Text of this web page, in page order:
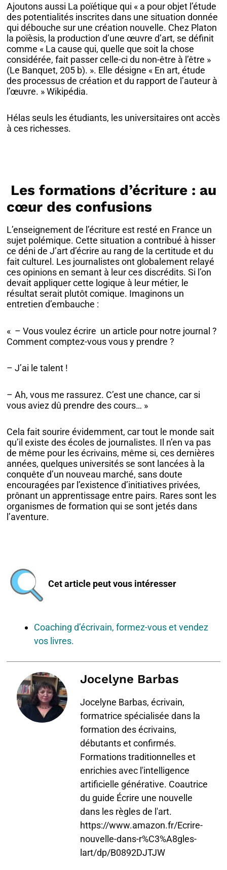
Ajoutons aussi La poïétique qui « a pour objet l’étude
des potentialités inscrites dans une situation donnée
qui débouche sur une création nouvelle. Chez Platon
la poïèsis, la production d’une œuvre d’art, se définit
comme « La cause qui, quelle que soit la chose
considérée, fait passer celle-ci du non-être à l’être »
(Le Banquet, 205 b). ». Elle désigne « En art, étude
des processus de création et du rapport de l’auteur à
l’œuvre. » Wikipédia.
Hélas seuls les étudiants, les universitaires ont accès
à ces richesses.
Les formations d’écriture : au
cœur des confusions
L’enseignement de l’écriture est resté en France un
sujet polémique. Cette situation a contribué à hisser
ce déni de J’art d’écrire au rang de la certitude et du
fait culturel. Les journalistes ont globalement relayé
ces opinions en semant à leur ces discrédits. Si l’on
devait appliquer cette logique à leur métier, le
résultat serait plutôt comique. Imaginons un
entretien d’embauche :
« – Vous voulez écrire un article pour notre journal ?
Comment comptez-vous vous y prendre ?
– J’ai le talent !
– Ah, vous me rassurez. C’est une chance, car si
vous aviez dû prendre des cours… »
Cela fait sourire évidemment, car tout le monde sait
qu’il existe des écoles de journalistes. Il n’en va pas
de même pour les écrivains, même si, ces dernières
années, quelques universités se sont lancées à la
conquête d’un nouveau marché, sans doute
encouragées par l’existence d’initiatives privées,
prônant un apprentissage entre pairs. Rares sont les
organismes de formation qui se sont jetés dans
l’aventure.
Cet article peut vous intéresser
Coaching d’écrivain, formez-vous et vendez
vos livres.
Jocelyne Barbas
Jocelyne Barbas, écrivain,
formatrice spécialisée dans la
formation des écrivains,
débutants et confirmés.
Formations traditionnelles et
enrichies avec l'intelligence
artificielle générative. Coautrice
du guide Écrire une nouvelle
dans les règles de l'art.
https://www.amazon.fr/Ecrire-
nouvelle-dans-r%C3%A8gles-
lart/dp/B0892DJTJW